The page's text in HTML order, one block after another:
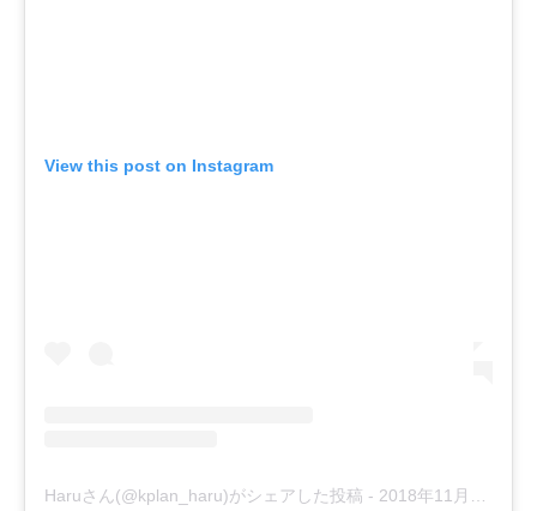
View this post on Instagram
Haruさん(@kplan_haru)がシェアした投稿 - 2018年11月月26日午後6時13分PST